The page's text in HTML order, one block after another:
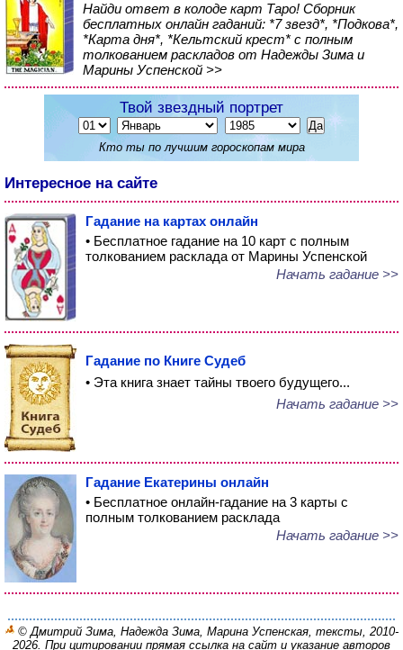
Найди ответ в колоде карт Таро! Сборник
бесплатных онлайн гаданий: *7 звезд*, *Подкова*,
*Карта дня*, *Кельтский крест* с полным
толкованием раскладов от Надежды Зима и
Марины Успенской >>
Твой звездный портрет
Кто ты по лучшим гороскопам мира
Интересное на сайте
Гадание на картах онлайн
• Бесплатное гадание на 10 карт с полным
толкованием расклада от Марины Успенской
Начать гадание >>
Гадание по Книге Судеб
• Эта книга знает тайны твоего будущего...
Начать гадание >>
Гадание Екатерины онлайн
• Бесплатное онлайн-гадание на 3 карты с
полным толкованием расклада
Начать гадание >>
© Дмитрий Зима, Надежда Зима, Марина Успенская, тексты, 2010-
2026. При цитировании прямая ссылка на сайт и указание авторов